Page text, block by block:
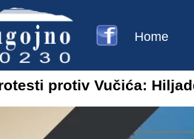
Home
protiv Vučića: